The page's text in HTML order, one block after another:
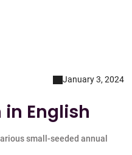
January 3, 2024
English
small-seeded annual